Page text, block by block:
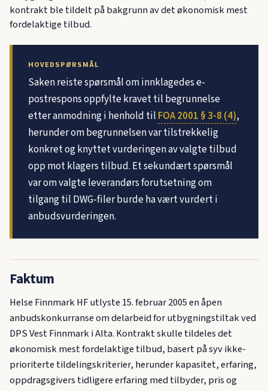
kontrakt ble tildelt på bakgrunn av det økonomisk mest
fordelaktige tilbud.
HOVEDSPØRSMÅL
Saken reiste spørsmål om innklagedes e-
postrespons oppfylte kravet til begrunnelse
etter anmodning i henhold til FOA 2001 § 3-8 (4),
herunder om begrunnelsen var tilstrekkelig
konkret og knyttet vurderingen av valgte tilbud
opp mot klagers tilbud. Et sekundært spørsmål
var om valgte leverandørs forutsetning om
tilgang til DWG-filer burde ha vært vurdert i
anbudsvurderingen.
Faktum
Helse Finnmark HF utlyste 15. februar 2005 en åpen
anbudskonkurranse om delarbeid for utbygningstiltak ved
DPS Vest Finnmark i Alta. Kontrakt skulle tildeles det
økonomisk mest fordelaktige tilbud, basert på syv ikke-
prioriterte tildelingskriterier, herunder kapasitet, erfaring,
oppdragsgivers tidligere erfaring med tilbyder, pris og